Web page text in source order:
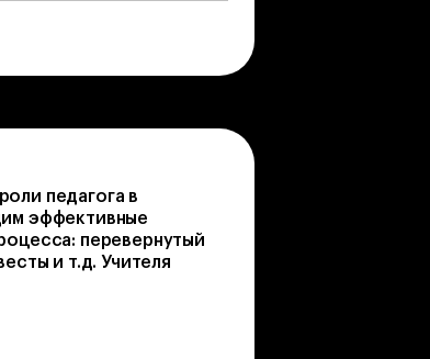
педагога в
эффективные
перевернутый
и т.д. Учителя